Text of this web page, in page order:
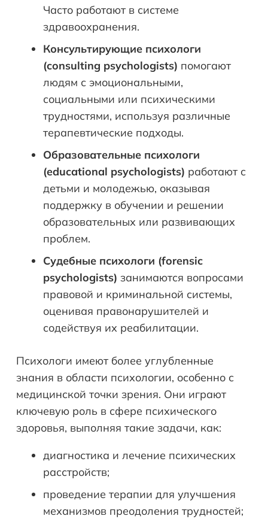
Часто работают в системе
здравоохранения.
Консультирующие психологи
(consulting psychologists) помогают
людям с эмоциональными,
социальными или психическими
трудностями, используя различные
терапевтические подходы.
Образовательные психологи
(educational psychologists) работают с
детьми и молодежью, оказывая
поддержку в обучении и решении
образовательных или развивающих
проблем.
Судебные психологи (forensic
psychologists) занимаются вопросами
правовой и криминальной системы,
оценивая правонарушителей и
содействуя их реабилитации.
Психологи имеют более углубленные
знания в области психологии, особенно с
медицинской точки зрения. Они играют
ключевую роль в сфере психического
здоровья, выполняя такие задачи, как:
диагностика и лечение психических
расстройств;
проведение терапии для улучшения
механизмов преодоления трудностей;